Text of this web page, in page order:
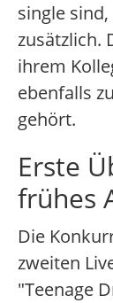
single
zusätzlich.
ihrem
ebenfalls
gehört.
Erste
frühes
Die
zweiten
"Teenage